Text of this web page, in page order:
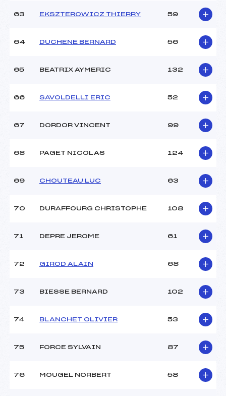
63 EKSZTEROWICZ THIERRY 59
64 DUCHENE BERNARD 56
65 BEATRIX AYMERIC 132
66 SAVOLDELLI ERIC 52
67 DORDOR VINCENT 99
68 PAGET NICOLAS 124
69 CHOUTEAU LUC 63
70 DURAFFOURG CHRISTOPHE 108
71 DEPRE JEROME 61
72 GIROD ALAIN 68
73 BIESSE BERNARD 102
74 BLANCHET OLIVIER 53
75 FORCE SYLVAIN 87
76 MOUGEL NORBERT 58